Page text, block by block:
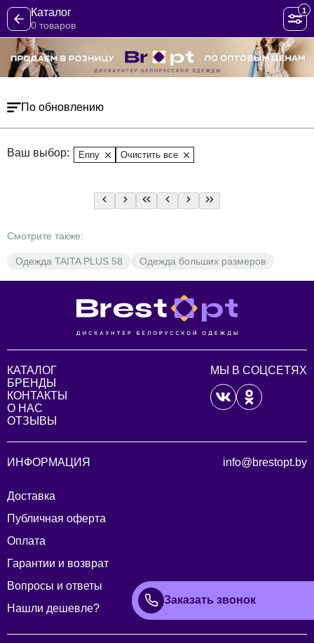
Каталог
0 товаров
1
По обновлению
Ваш выбор: Enny Очистить все
Смотрите также:
Одежда TAITA PLUS 58 Одежда больших размеров
КАТАЛОГ
БРЕНДЫ
КОНТАКТЫ
О НАС
ОТЗЫВЫ
МЫ В СОЦСЕТЯХ
ИНФОРМАЦИЯ
Доставка
Публичная оферта
Оплата
Гарантии и возврат
Вопросы и ответы
Нашли дешевле?
info@brestopt.by
Заказать звонок